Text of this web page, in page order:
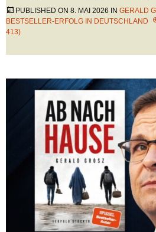
PUBLISHED ON 8. MAI 2026 IN GERALD
BESTSELLER-ERFOLG IN DEUTSCHLAND
413)